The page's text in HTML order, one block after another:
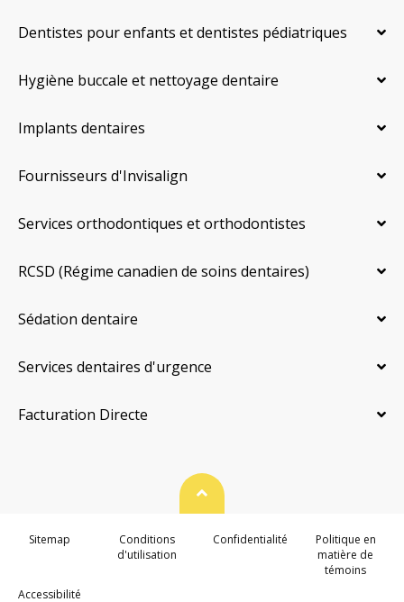
Dentistes pour enfants et dentistes pédiatriques
Hygiène buccale et nettoyage dentaire
Implants dentaires
Fournisseurs d'Invisalign
Services orthodontiques et orthodontistes
RCSD (Régime canadien de soins dentaires)
Sédation dentaire
Services dentaires d'urgence
Facturation Directe
Haut de page
Sitemap
Conditions
d'utilisation
Confidentialité
Politique en
matière de
témoins
Accessibilité